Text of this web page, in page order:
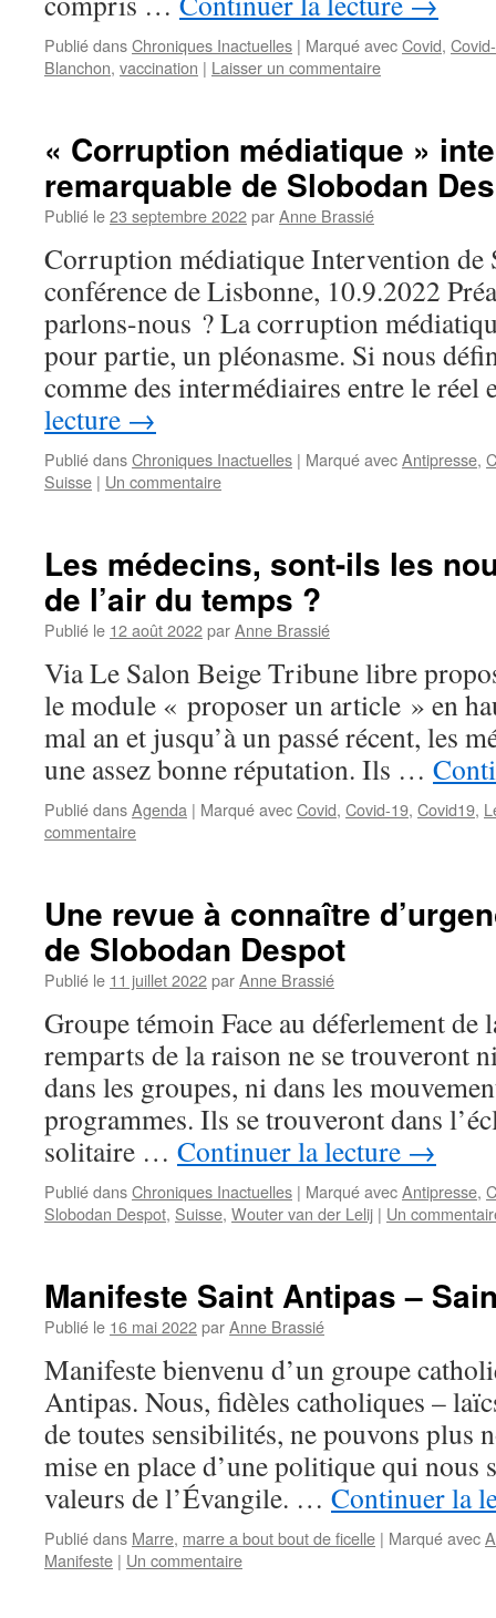
Publié dansChroniques Inactuelles | Marqué avecCovid,
Blanchon, vaccination | Laisser un commentaire
« Corruption médiatique »
remarquable de Slobodan
Publié le23 septembre 2022parAnne Brassié
Corruption médiatique Intervention de
conférence de Lisbonne, 10.9.2022
parlons-nous ? La corruption
pour partie, un pléonasme. Si nous
comme des intermédiaires entre le
lecture →
Publié dansChroniques Inactuelles | Marqué avecAntipresse,
Suisse | Un commentaire
Les médecins, sont-ils les
de l’air du temps ?
Publié le 12 août 2022parAnne Brassié
Via Le Salon Beige Tribune libre
le module « proposer un article » en
mal an et jusqu’à un passé récent, les
une assez bonne réputation. Ils …
Publié dansAgenda | Marqué avecCovid, Covid-19, Covid19,
commentaire
Une revue à connaître
de Slobodan Despot
Publié le 11 juillet 2022parAnne Brassié
Groupe témoin Face au déferlement de
remparts de la raison ne se trouveront
dans les groupes, ni dans les
programmes. Ils se trouveront dans
solitaire … Continuer la lecture →
Publié dansChroniques Inactuelles | Marqué avecAntipresse,
Slobodan Despot, Suisse, Wouter van der Lelij | Un
Manifeste Saint Antipas –
Publié le 16 mai 2022parAnne Brassié
Manifeste bienvenu d’un groupe
Antipas. Nous, fidèles catholiques –
de toutes sensibilités, ne pouvons plus
mise en place d’une politique qui nous
valeurs de l’Évangile. … Continuer la
Publié dans Marre, marre a bout bout de ficelle | Marqué avec
Manifeste | Un commentaire